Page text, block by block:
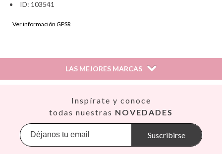
ID: 103541
Ver información GPSR
sobre Seguridad General de Productos (GPSR).
30500, Molina de Segura, Murcia
dpd@tutete.com
LAS MEJORES MARCAS
Banwood
BIBS
Inspírate y conoce
todas nuestras NOVEDADES
Suscribirse